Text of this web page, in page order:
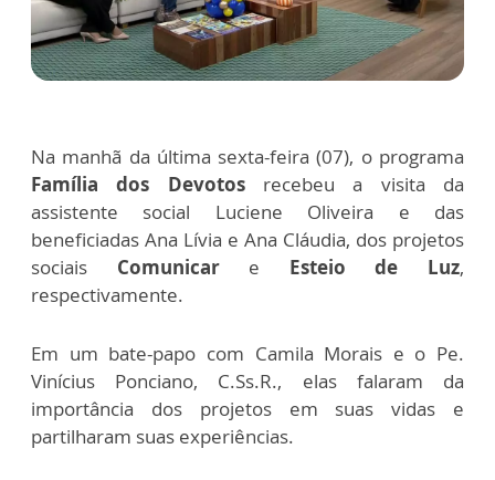
Na manhã da última sexta-feira (07), o programa
Família dos Devotosrecebeu a visita da
assistente social Luciene Oliveira e das
beneficiadas Ana Lívia e Ana Cláudia, dos projetos
sociais Comunicare Esteio de Luz,
respectivamente.
Em um bate-papo com Camila Morais e o Pe.
Vinícius Ponciano, C.Ss.R., elas falaram da
importância dos projetos em suas vidas e
partilharam suas experiências.